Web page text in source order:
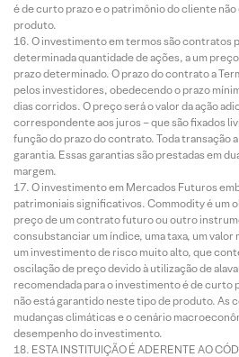
é de curto prazo e o patrimônio do cliente
produto.
O investimento em termos são contratos
determinada quantidade de ações, a um
prazo determinado. O prazo do contrato a
pelos investidores, obedecendo o prazo
dias corridos. O preço será o valor da ação
correspondente aos juros – que são fixados
função do prazo do contrato. Toda transação
garantia. Essas garantias são prestadas em
margem.
O investimento em Mercados Futuros
patrimoniais significativos. Commodity é um
preço de um contrato futuro ou outro
consubstanciar um índice, uma taxa, um
um investimento de risco muito alto, que
oscilação de preço devido à utilização de
recomendada para o investimento é de curto
não está garantido neste tipo de produto. As
mudanças climáticas e o cenário
desempenho do investimento.
ESTA INSTITUIÇÃO É ADERENTE AO